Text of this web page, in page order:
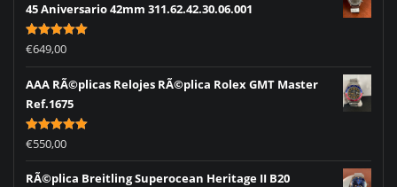
45 Aniversario 42mm 311.62.42.30.06.001
Rated5.00
out of 5
€649,00
AAA RÃ©plicas Relojes RÃ©plica Rolex GMT Master
Ref.1675
Rated5.00
out of 5
€550,00
RÃ©plica Breitling Superocean Heritage II B20